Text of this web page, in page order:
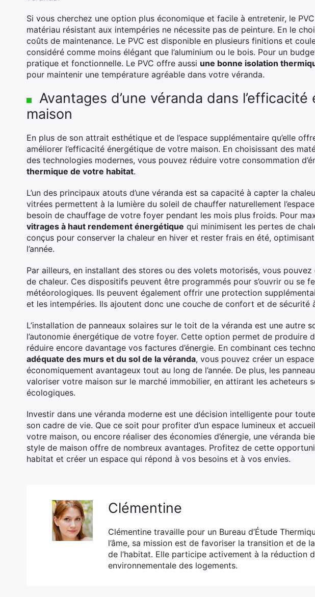
Si vous cherchez une option plus économique et facile à entretenir, le
matériau résistant aux intempéries ne nécessite pas de peinture. En le
coûts de maintenance. Le PVC est disponible en plusieurs finitions et
considéré comme moins élégant que l’aluminium ou le bois. Pour un
pratique et fonctionnelle. Le PVC offre aussi une bonne isolation
pour maintenir une température agréable dans votre véranda.
Avantages d’une véranda dans
maison
En plus de son attrait esthétique et de l’espace supplémentaire qu’elle
améliorer l’efficacité énergétique de votre maison. En choisissant des
des technologies modernes, vous pouvez réduire votre consommation
thermique de votre habitat.
L’un des principaux atouts d’une véranda est sa capacité à capter la
vitrées permettent à la lumière du soleil de chauffer naturellement
besoin de chauffage de votre foyer pendant les mois plus froids. Pour
vitrages à haut rendement énergétique qui minimisent les pertes de
conçus pour conserver la chaleur en hiver et rester frais en été,
l’année.
Par ailleurs, en installant des stores ou des volets motorisés, vous
de chaleur. Ces dispositifs peuvent être programmés pour s’ouvrir ou se
météorologiques. Ils peuvent également offrir une protection
et les intempéries. Ils ajoutent donc une couche de confort et de sécurité
L’installation de panneaux solaires sur le toit de la véranda est une autre
l’autonomie énergétique de votre foyer. Cette option permet de produire
réduire encore davantage vos factures d’énergie. En combinant ces
adéquate des murs et du sol de la véranda, vous pouvez créer un
économiquement avantageux tout au long de l’année. De plus, les
valoriser votre maison sur le marché immobilier, en attirant les acheteurs
écologiques.
Investir dans une véranda moderne est une décision intelligente pour
son cadre de vie. Que ce soit pour profiter d’un espace lumineux et
votre maison, ou encore réaliser des économies d’énergie, une véranda
style de maison offre de nombreux avantages. Profitez de cette
habitat et créer un espace qui répond à vos besoins et à vos envies.
Clémentine
Clémentine travaille pour un Bureau d’Étude
l’âme, sa mission est de favoriser la transition et de
de l’habitat. Elle participe activement à la réduction
environnementale des logements.